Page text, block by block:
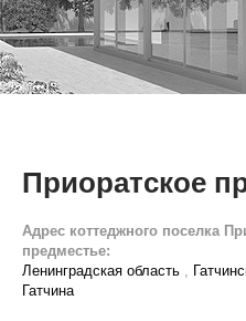
Приоратское
Адрес коттеджного поселка
предместье:
Ленинградская область ,
Гатчина